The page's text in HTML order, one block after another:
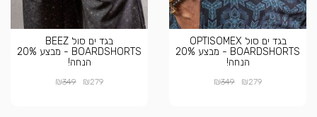
בגד ים סול OPTISOMEX
BOARDSHORTS - מבצע 20%
הנחה!
₪279
₪349
בגד ים סול BEEZ
BOARDSHORTS - מבצע 20%
הנחה!
₪279
₪349